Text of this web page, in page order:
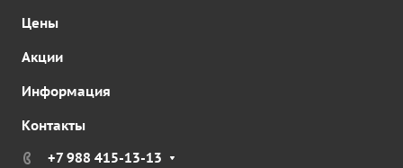
Цены
Акции
Информация
Контакты
+7 988 415-13-13